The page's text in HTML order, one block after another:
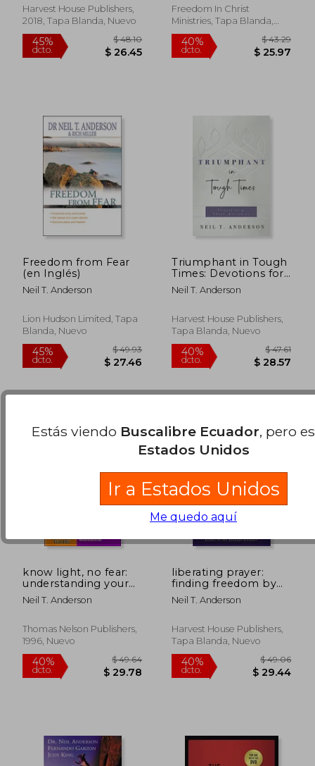
dcto. $ 23.93 dcto.
Inglés)
Harvest House Publishers,
2018, Tapa Blanda, Nuevo
45%
dcto. $ 26.45
Freedom In Christ
Ministries, Tapa Blanda,
Nuevo
40%
dcto. $
Freedom from Fear
(en Inglés)
Neil T. Anderson
Lion Hudson Limited, Tapa
Blanda, Nuevo
Triumphant in Tough
Times: Devotions for
Freedom in Christ (en
Inglés)
Neil T. Anderson
Harvest House Publishers,
Tapa Blanda, Nuevo
know light, no fear:
understanding your
faith and god's will for
your life (en Inglés)
Neil T. Anderson
Thomas Nelson Publishers,
1996, Nuevo
liberating prayer:
finding freedom by
connecting with god
(en Inglés)
Neil T. Anderson
Harvest House Publishers,
Tapa Blanda, Nuevo
Estás viendo Buscalibre Ecuador, pero
Estados Unidos
Ir a Estados Unidos
Me quedo aquí